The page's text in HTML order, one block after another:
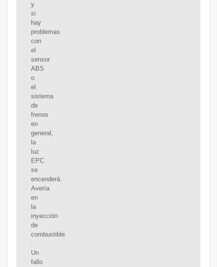
y
si
hay
problemas
con
el
sensor
ABS
o
el
sistema
de
frenos
en
general,
la
luz
EPC
se
encenderá.
Avería
en
la
inyección
de
combustible
:
Un
fallo